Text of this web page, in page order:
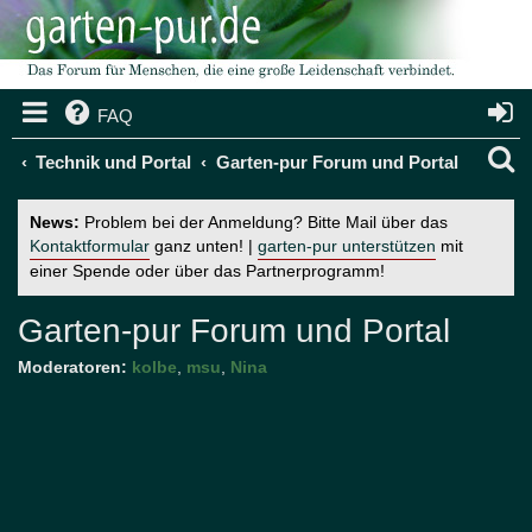
FAQ
Technik und Portal Garten-pur Forum und Portal
News: Problem bei der Anmeldung? Bitte Mail über das
Kontaktformular ganz unten! | garten-pur unterstützen mit
einer Spende oder über das Partnerprogramm!
Garten-pur Forum und Portal
Moderatoren: kolbe msu Nina